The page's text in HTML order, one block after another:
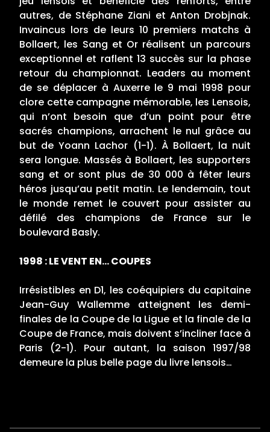
autres, de Stéphane Ziani et Anton Drobjnak.
Invaincus lors de leurs 10 premiers matchs à
Bollaert, les Sang et Or réalisent un parcours
exceptionnel et raflent 13 succès sur la phase
retour du championnat. Leaders au moment
de se déplacer à Auxerre le 9 mai 1998 pour
clore cette campagne mémorable, les Lensois,
qui n’ont besoin que d’un point pour être
sacrés champions, arrachent le nul grâce au
but de Yoann Lachor (1-1). À Bollaert, la nuit
sera longue. Massés à Bollaert, les supporters
sang et or sont plus de 30 000 à fêter leurs
héros jusqu’au petit matin. Le lendemain, tout
le monde remet le couvert pour assister au
défilé des champions de France sur le
boulevard Basly.
1998 : LE VENT EN... COUPES
Irrésistibles en D1, les coéquipiers du capitaine
Jean-Guy Wallemme atteignent les demi-
finales de la Coupe de la Ligue et la finale de la
Coupe de France, mais doivent s’incliner face à
Paris (2-1). Pour autant, la saison 1997/98
demeure la plus belle page du livre lensois…